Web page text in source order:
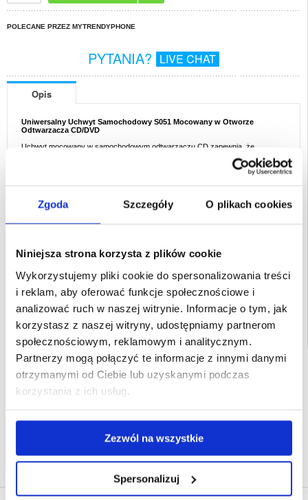
Zgoda Szczegóły O plikach cookies
Niniejsza strona korzysta z plików cookie
Wykorzystujemy pliki cookie do spersonalizowania treści
i reklam, aby oferować funkcje społecznościowe i
analizować ruch w naszej witrynie. Informacje o tym, jak
korzystasz z naszej witryny, udostępniamy partnerom
społecznościowym, reklamowym i analitycznym.
Partnerzy mogą połączyć te informacje z innymi danymi
otrzymanymi od Ciebie lub uzyskanymi podczas
korzystania z ich usług.
Zezwól na wszystkie
Spersonalizuj
POLECANE PRZEZ MYTRENDYPHONE
PYTANIA? LIVE CHAT
Opis
Uniwersalny Uchwyt Samochodowy S051 Mocowany w Otworze
Odtwarzacza CD/DVD
Uchwyt mocowany w samochodowym odtwarzaczu CD zapewnia, że
- wykonany z wytrzymałego tworzywa
- regulowana klamra pasuje do telefonów o szerokości 42mm-98mm
Powiązane kategorie:Akcesoria do telefonów ,Akcesoria Samochodowe,
Uchwyt Na Telefon Do Samochodu
SZYBKA DOSTAWA
7% ZNIŻKI
PON.-PT. 12.00-15.00
30-DNIOWA POLITYKA ZWROTU
PONAD 8 000 000 ZADOWOLONYCH
KLIENTÓW